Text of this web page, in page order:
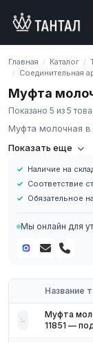
Главная / Каталог /
/ Соединительная
Муфта
Показано 5 из 5
Муфта молочная в
Компания
и промышленных
В нашем
молочная
качества.
Наличие на
Обязательное
Доставка по
Для получения
с нашими
Показать еще
Наличие на
Соответствие
Обязательное
Мы онлайн для
Название
Муфта
11851 —